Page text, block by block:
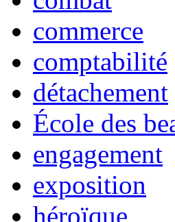
commerce
comptabilité
détachement
École des
engagement
exposition
héroïque